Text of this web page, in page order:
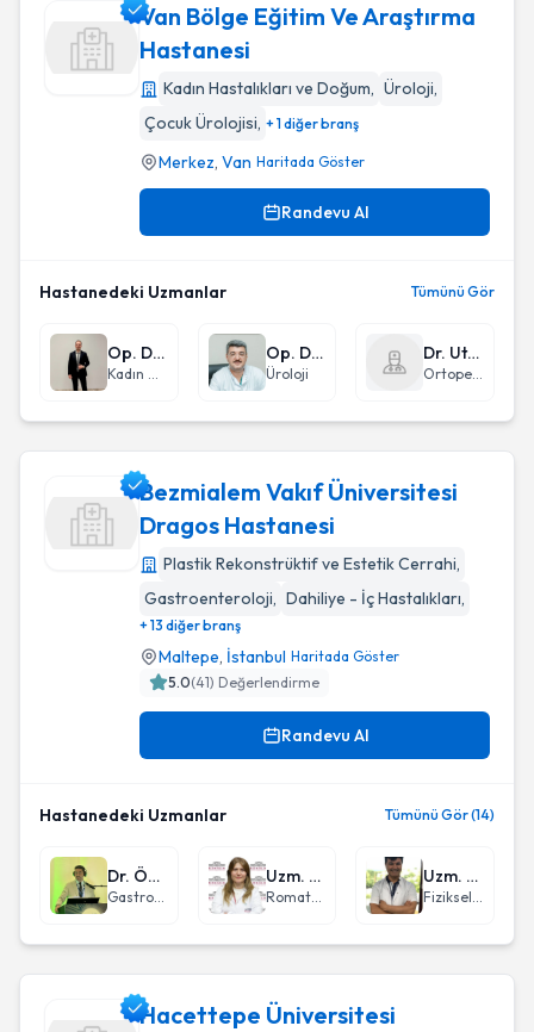
Van Bölge Eğitim Ve Araştırma Hastanesi
Van Bölge Eğitim Ve Araştırma
Hastanesi
Kadın Hastalıkları ve Doğum, Üroloji,
Çocuk Ürolojisi, + 1 diğer branş
Merkez, Van Haritada Göster
Randevu Al
Hastanedeki Uzmanlar Tümünü Gör
Op. Dr. Mehmet Mutlu Karakaya
Kadın Hastalıkları ve Doğum
Op. Dr. Kamuran Kasımoğlu
Üroloji
Dr. Utku Bilekdemir
Ortopedi ve Travmatoloji
Bezmialem Vakıf Üniversitesi Dragos Hastanesi
Bezmialem Vakıf Üniversitesi
Dragos Hastanesi
Plastik Rekonstrüktif ve Estetik Cerrahi,
Gastroenteroloji, Dahiliye - İç Hastalıkları,
+ 13 diğer branş
Maltepe, İstanbul Haritada Göster
5.0(41) Değerlendirme
Randevu Al
Hastanedeki Uzmanlar Tümünü Gör (14)
Dr. Öğr. Üyesi Sercan Kiremitçi
Gastroenteroloji
Uzm. Dr. Feyza Ak
Romatoloji
Uzm. Dr. Bayram Bayiş
Fiziksel Tıp ve Rehabilitasyon
Hacettepe Üniversitesi